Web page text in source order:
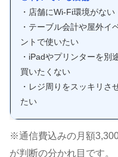
・店舗にWi-Fi環境がない
・テーブル会計や屋外イ
ントで使いたい
・iPadやプリンターを別
買いたくない
・レジ周りをスッキリさ
たい
※通信費込みの月額
が判断の分かれ目です。